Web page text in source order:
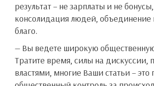
результат – не зарплаты и не
консолидация людей, объединение
благо.
— Вы ведете широкую
Тратите время, силы на дискуссии,
властями, многие Ваши статьи – это